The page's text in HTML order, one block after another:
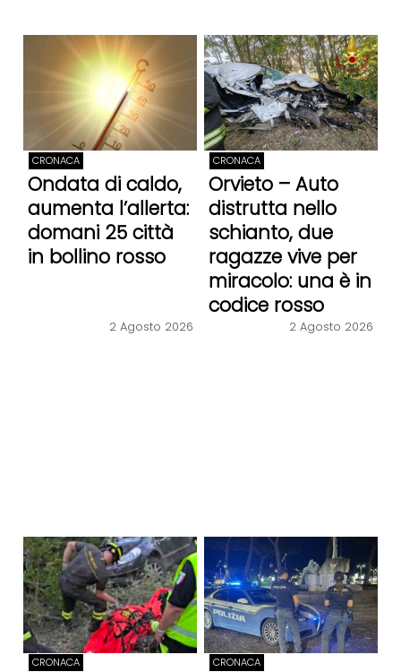
CRONACA
Ondata di caldo,
aumenta l’allerta:
domani 25 città
in bollino rosso
2 Agosto 2026
CRONACA
Orvieto – Auto
distrutta nello
schianto, due
ragazze vive per
miracolo: una è in
codice rosso
2 Agosto 2026
CRONACA CRONACA